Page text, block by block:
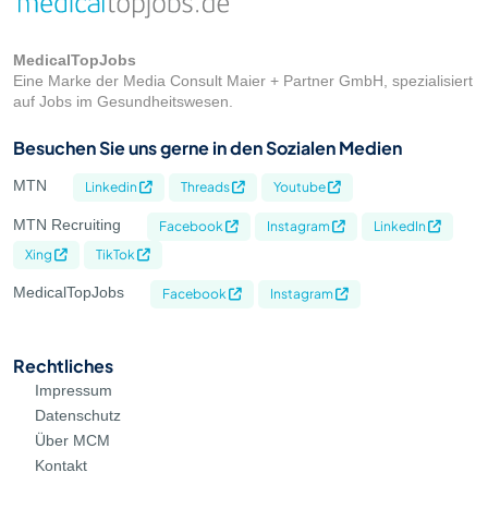
MedicalTopJobs
Eine Marke der Media Consult Maier + Partner GmbH, spezialisiert
auf Jobs im Gesundheitswesen.
Besuchen Sie uns gerne in den Sozialen Medien
MTN Linkedin Threads Youtube
MTN Recruiting Facebook Instagram
LinkedIn
Xing
TikTok
MedicalTopJobs Facebook Instagram
Rechtliches
Impressum
Datenschutz
Über MCM
Kontakt